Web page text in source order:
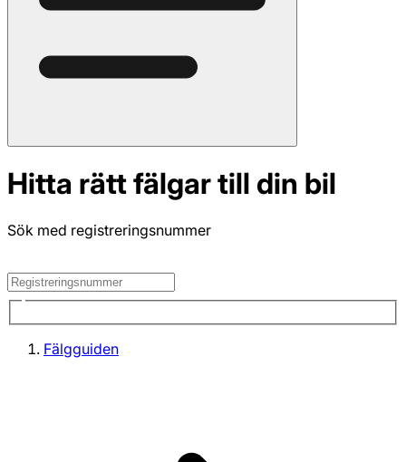
Hitta rätt fälgar till din bil
Sök med registreringsnummer
Fälgguiden